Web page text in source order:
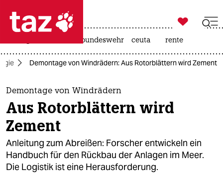
 taz zahl ich
taz zahl ich
themen
politik
öko
gesellschaft

taz zahl ich
bundeswehr ceuta rente
Demontage von Windrädern: Aus Rotorblättern wird Zement
Demontage von Windrädern
Aus Rotorblättern wird
Zement
Anleitung zum Abreißen: Forscher entwickeln ein
Handbuch für den Rückbau der Anlagen im Meer.
Die Logistik ist eine Herausforderung.